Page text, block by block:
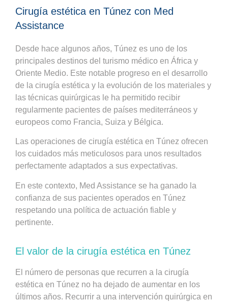
Cirugía estética en Túnez con Med
Assistance
Desde hace algunos años, Túnez es uno de los
principales destinos del turismo médico en África y
Oriente Medio. Este notable progreso en el desarrollo
de la cirugía estética y la evolución de los materiales y
las técnicas quirúrgicas le ha permitido recibir
regularmente pacientes de países mediterráneos y
europeos como Francia, Suiza y Bélgica.
Las operaciones de cirugía estética en Túnez ofrecen
los cuidados más meticulosos para unos resultados
perfectamente adaptados a sus expectativas.
En este contexto, Med Assistance se ha ganado la
confianza de sus pacientes operados en Túnez
respetando una política de actuación fiable y
pertinente.
El valor de la cirugía estética en Túnez
El número de personas que recurren a la cirugía
estética en Túnez no ha dejado de aumentar en los
últimos años. Recurrir a una intervención quirúrgica en